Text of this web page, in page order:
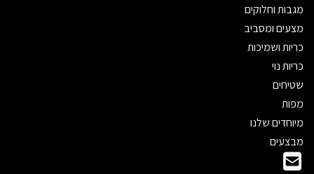
מגבות וחלוקים
מצעים ומסביב
כריות ושמיכות
כריות נוי
שטיחים
מפות
מיוחדים שלנו
מבצעים